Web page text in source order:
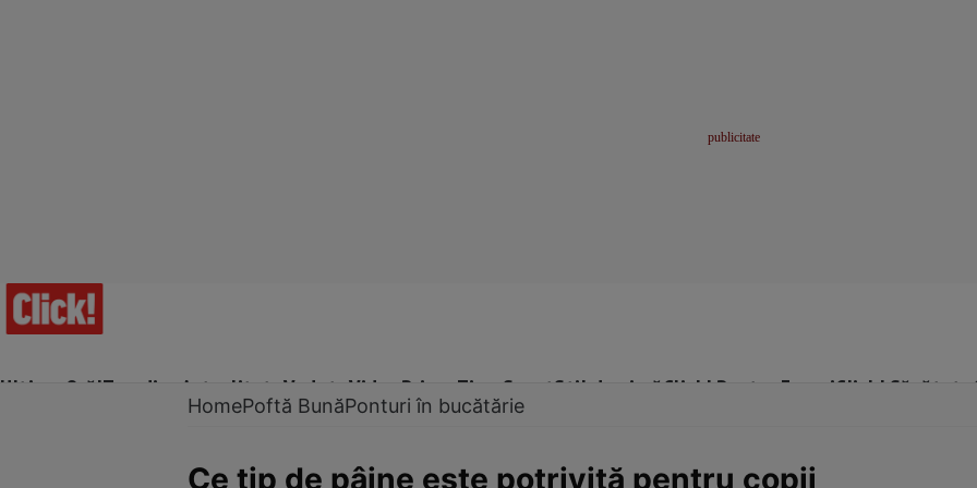
Ultima Oră!Trending Actualitate Vedete Video Prime Time SportStil de viațăClick! Pentru FemeiClick! Sănătate
HomePoftă BunăPonturi în bucătărie
Ce tip de pâine este potrivită pentru copii